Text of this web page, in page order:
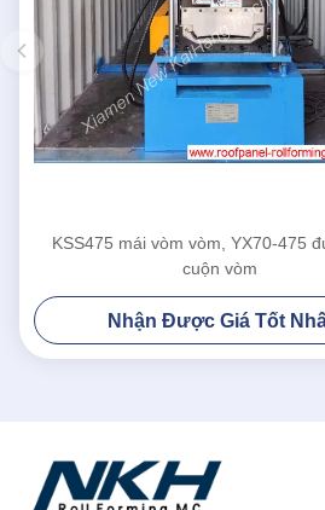
KSS475 mái vòm vòm, YX70-475
cuộn vòm
Nhận Được Giá Tốt